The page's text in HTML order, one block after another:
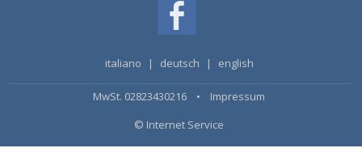
italiano | deutsch | english
MwSt. 02823430216 • Impressum
© Internet Service